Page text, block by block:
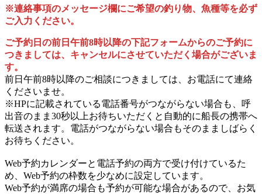
※連絡事項のメッセージ欄にご希望の釣り物、魚種等を必ず
ご入力ください。
ご予約日の前日午前8時以降の下記フォームからのご予約に
つきましては、キャンセルにさせていただく場合がございま
す。
前日午前8時以降のご相談につきましては、お電話にて連絡
くださいませ。
※HPに記載されている電話番号がつながらない場合も、呼
出音のまま30秒以上お待ちいただくと自動的に船長の携帯へ
転送されます。電話がつながらない場合もそのまましばらく
お待ちください。
Web予約カレンダーと電話予約の両方で受け付けているた
め、Web予約の枠数を少なめに設定しています。
Web予約が満席の場合も予約が可能な場合があるので、お気